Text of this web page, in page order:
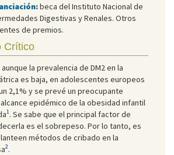
beca del Instituto Nacional de
Digestivas y Renales. Otros
de premios.
Crítico
aunque la prevalencia de DM2 en la
es baja, en adolescentes europeos
2,1% y se prevé un preocupante
epidémico de la obesidad infantil
1. Se sabe que el principal factor de
es el sobrepeso. Por lo tanto, es
métodos de cribado en la
2.